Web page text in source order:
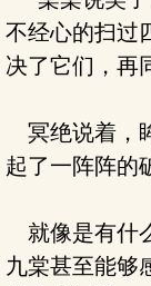
不经心的扫过
决了它们，再
冥绝说着，
起了一阵阵的
就像是有什
九棠甚至能够